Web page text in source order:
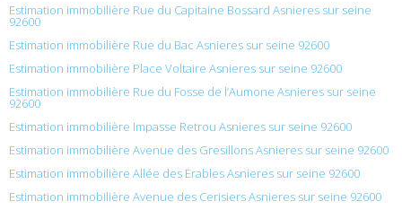
Estimation immobilière Rue du Capitaine Bossard Asnieres sur seine
92600
Estimation immobilière Rue du Bac Asnieres sur seine 92600
Estimation immobilière Place Voltaire Asnieres sur seine 92600
Estimation immobilière Rue du Fosse de l’Aumone Asnieres sur seine
92600
Estimation immobilière Impasse Retrou Asnieres sur seine 92600
Estimation immobilière Avenue des Gresillons Asnieres sur seine 92600
Estimation immobilière Allée des Érables Asnieres sur seine 92600
Estimation immobilière Avenue des Cerisiers Asnieres sur seine 92600